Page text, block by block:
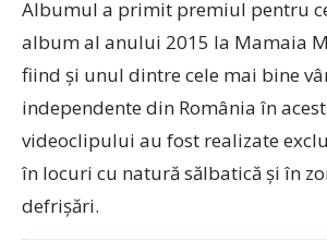
Albumul a primit premiul pentru
album al anului 2015 la Mamaia
fiind și unul dintre cele mai bine
independente din România în
videoclipului au fost realizate
în locuri cu natură sălbatică şi în
defrișări.